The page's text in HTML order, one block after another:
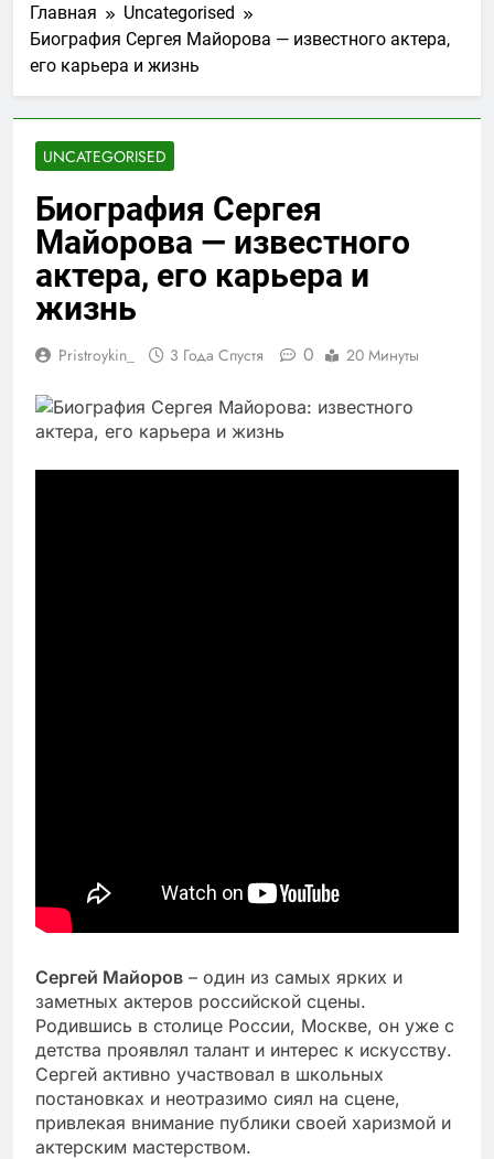
Главная
Uncategorised
Биография Сергея Майорова — известного актера,
его карьера и жизнь
UNCATEGORISED
Биография Сергея
Майорова — известного
актера, его карьера и
жизнь
Pristroykin_ 3 Года Спустя 0 20 Минуты
Сергей Майоров – один из самых ярких и
заметных актеров российской сцены.
Родившись в столице России, Москве, он уже с
детства проявлял талант и интерес к искусству.
Сергей активно участвовал в школьных
постановках и неотразимо сиял на сцене,
привлекая внимание публики своей харизмой и
актерским мастерством.